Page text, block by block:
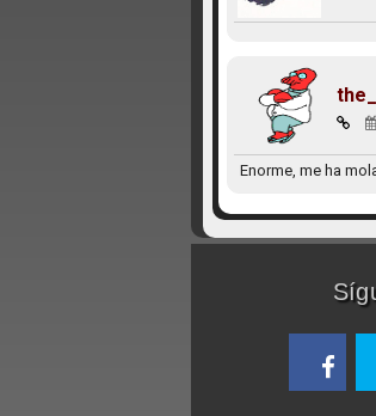
Enorme, me ha